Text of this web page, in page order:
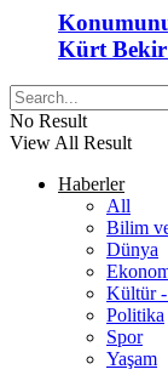
Kürt Bekir
No Result
View All Result
Haberler
All
Bilim
Dünya
Kültür -
Politika
Spor
Yaşam